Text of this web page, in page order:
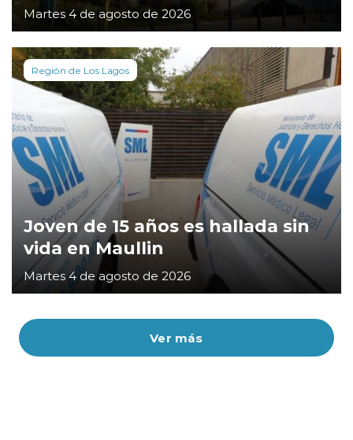
Ver más
Martes 4 de agosto de 2026
Región de Los Lagos
Joven de 15 años es hallada sin
vida en Maullin
Martes 4 de agosto de 2026